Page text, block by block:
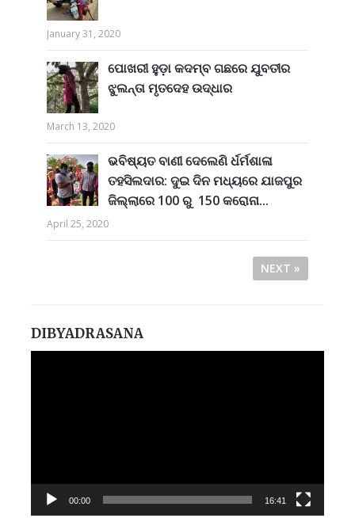
January 31, 2020
ପୋଖରୀ ହୁଡ଼ା କଦମ୍ବ ଗଛରେ ଯୁବତୀର
ଝୁଲନ୍ତା ମୃତଦେହ ଉଦ୍ଧାର
March 13, 2020
ଭବିଷ୍ୟତ ବାଣୀ ଦେଲେଣି ର୍ଧର୍ମଶାଳା
ତହସିଲଦାର: ଦୁଇ ଦିନ ମଧ୍ୟରେ ଯାଜପୁର
ଜିଲ୍ଲାରେ 100 ରୁ 150 କରୋନା...
April 25, 2020
NEXT »
DIBYADRASANA
00:00 16:41